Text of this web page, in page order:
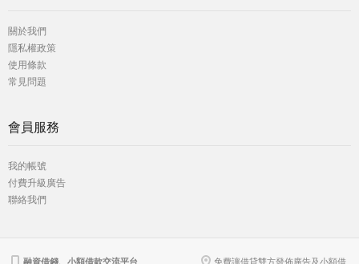
關於我們
隱私權政策
使用條款
常見問題
會員服務
我的帳號
付費升級廣告
聯絡我們
融資借錢、小額借款交流平台 免費讓借貸雙方發佈廣告及小額借